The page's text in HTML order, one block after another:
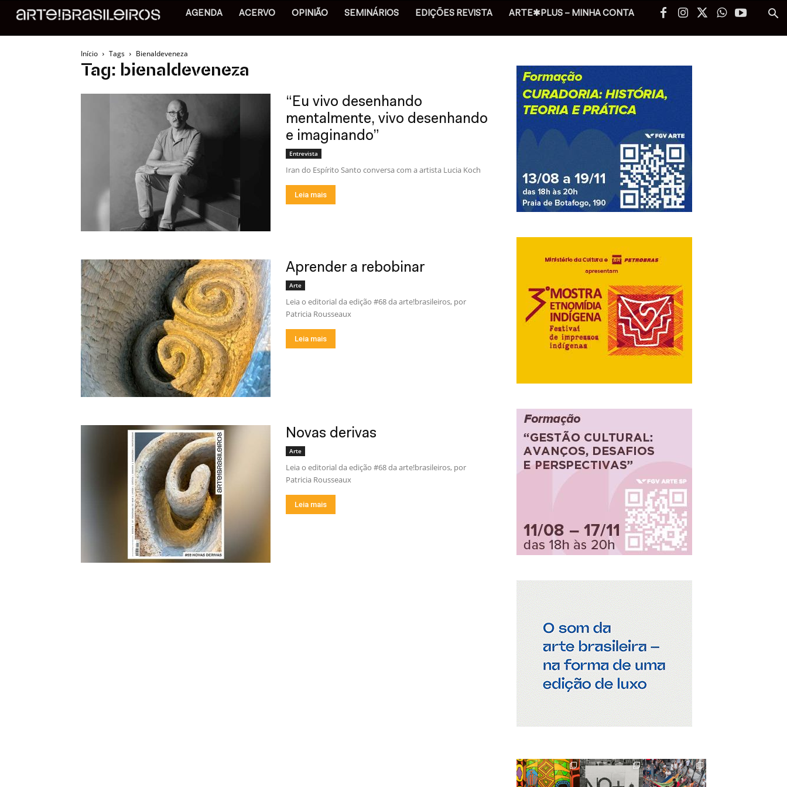
AGENDA ACERVO OPINIÃO SEMINÁRIOS EDIÇÕES REVISTA ARTE✱PLUS – MINHA CONTA
Início Tags Bienaldeveneza
Tag: bienaldeveneza
“Eu vivo desenhando
mentalmente, vivo desenhando
e imaginando”
Entrevista
Iran do Espírito Santo conversa com a artista Lucia Koch
Leia mais
Aprender a rebobinar
Arte
Leia o editorial da edição #68 da arte!brasileiros, por
Patricia Rousseaux
Leia mais
Novas derivas
Arte
Leia o editorial da edição #68 da arte!brasileiros, por
Patricia Rousseaux
Leia mais